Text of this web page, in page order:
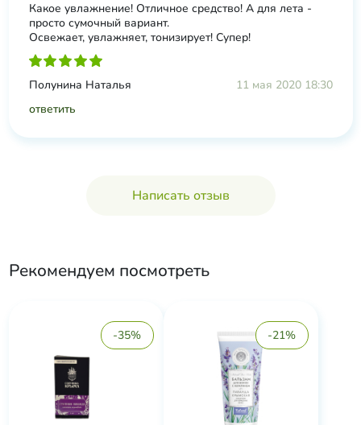
Какое увлажнение! Отличное средство! А для лета -
просто сумочный вариант.
Освежает, увлажняет, тонизирует! Супер!
Полунина Наталья
11 мая 2020 18:30
ответить
Написать отзыв
Рекомендуем посмотреть
-35% -21%